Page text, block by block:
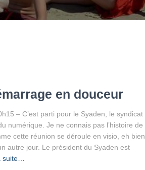
en douceur
– C’est parti pour le Syaden, le syndicat
numérique. Je ne connais pas l’histoire de
cette réunion se déroule en visio, eh bien
autre jour. Le président du Syaden est
suite…